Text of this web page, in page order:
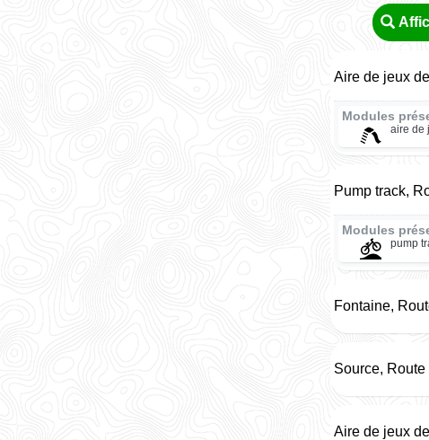
Aire de jeux
Modules
aire de
Pump track,
Modules
pump
Fontaine,
Source,
Aire de jeux